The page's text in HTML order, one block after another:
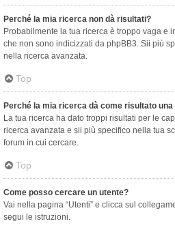
Perché la mia ricerca non dà risultati?
Probabilmente la tua ricerca è troppo vaga e
che non sono indicizzati da phpBB3. Sii più
nella ricerca avanzata.
Top
Perché la mia ricerca dà come risultato
La tua ricerca ha dato troppi risultati per le
ricerca avanzata e sii più specifico nella tua
forum in cui cercare.
Top
Come posso cercare un utente?
Vai nella pagina “Utenti” e clicca sul
segui le istruzioni.